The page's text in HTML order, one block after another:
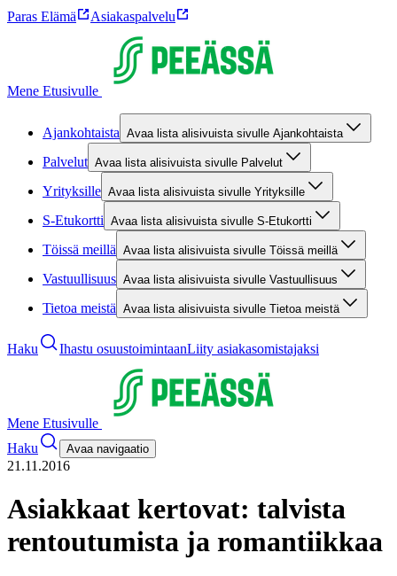
Paras Elämä Asiakaspalvelu
Mene Etusivulle
Ajankohtaista Avaa lista alisivuista sivulle Ajankohtaista
Palvelut Avaa lista alisivuista sivulle Palvelut
Yrityksille Avaa lista alisivuista sivulle Yrityksille
S-Etukortti Avaa lista alisivuista sivulle S-Etukortti
Töissä meillä Avaa lista alisivuista sivulle Töissä meillä
Vastuullisuus Avaa lista alisivuista sivulle Vastuullisuus
Tietoa meistä Avaa lista alisivuista sivulle Tietoa meistä
Haku Ihastu osuustoimintaanLiity asiakasomistajaksi
Mene Etusivulle
Haku
Avaa navigaatio
21.11.2016
Asiakkaat kertovat: talvista
rentoutumista ja romantiikkaa